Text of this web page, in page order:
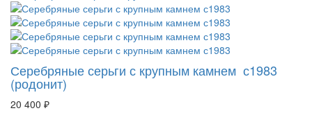
Серебряные серьги с крупным камнем с1983
(родонит)
20 400 ₽